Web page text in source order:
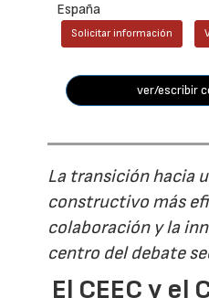
España
Solicitar información
ver/escribir
La transición hacia
constructivo más
colaboración y la
centro del debate
El CEEC y el